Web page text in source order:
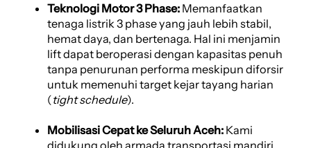
Teknologi Motor 3 Phase: Memanfaatkan
tenaga listrik 3 phase yang jauh lebih stabil,
hemat daya, dan bertenaga. Hal ini menjamin
lift dapat beroperasi dengan kapasitas penuh
tanpa penurunan performa meskipun diforsir
untuk memenuhi target kejar tayang harian
(tight schedule).
Mobilisasi Cepat ke Seluruh Aceh: Kami
didukung oleh armada transportasi mandiri